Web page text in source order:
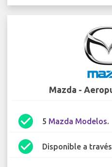
Mazda -
check_circle 5 Mazda Modelos.
check_circle Disponible a